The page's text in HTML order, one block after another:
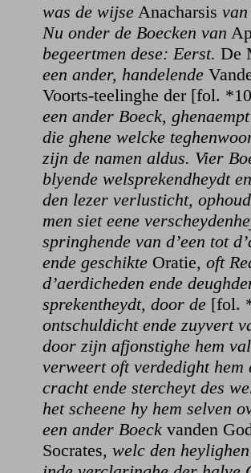
was de wijse Anacharsis
Nu onder de Boecken van
begeertmen dese: Eerst. De
een ander, handelende
Voorts-teelinghe der [fol.
een ander Boeck, ghenaempt
die ghene welcke
zijn de namen aldus. Vier
blyende welsprekendheydt
den lezer verlusticht,
men siet eene
springhende van d’een tot
ende geschikte Oratie, oft
d’aerdicheden ende
sprekentheydt, door de [fol.
ontschuldicht ende zuyvert
door zijn afjonstighe hem
verweert oft verdedight
cracht ende stercheyt des
het scheene hy hem selven
een ander Boeck vanden
Socrates, welc den heylighen